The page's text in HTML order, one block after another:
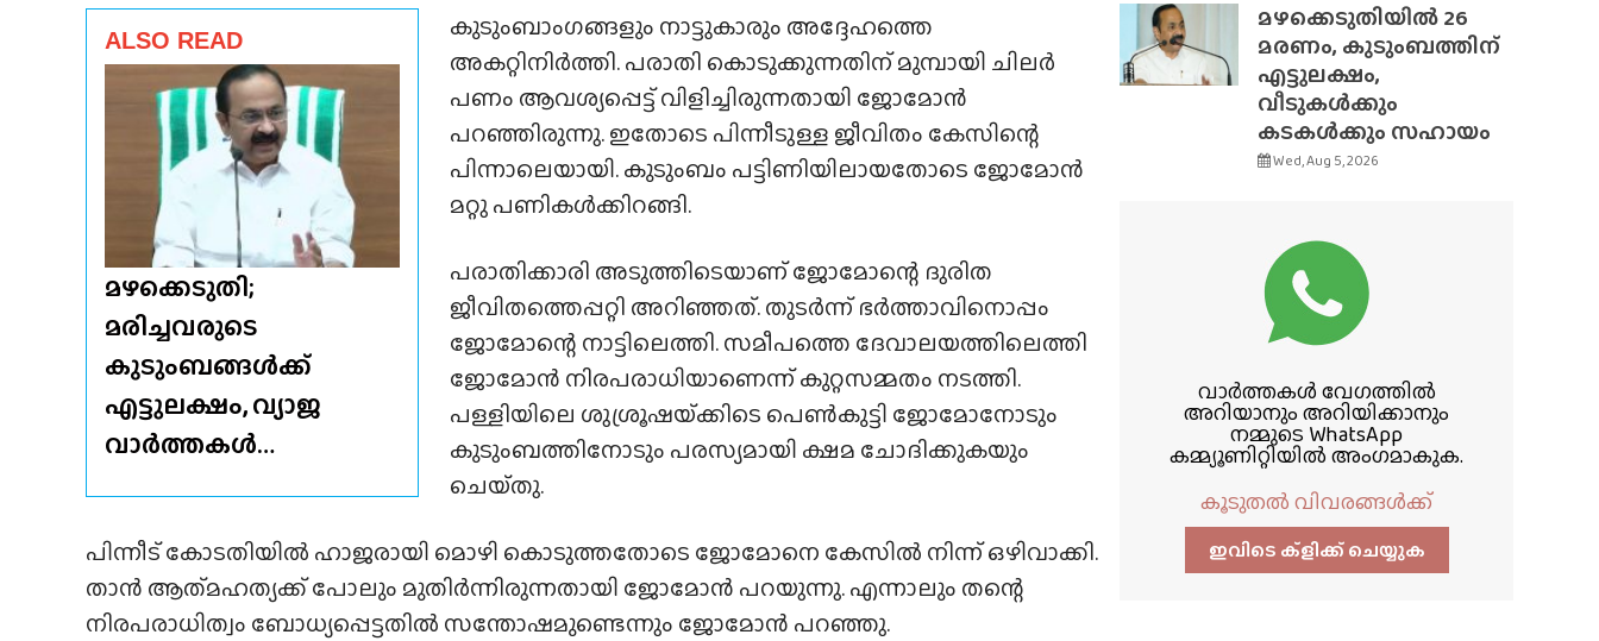
ALSO READ
മഴക്കെടുതി;
മരിച്ചവരുടെ
കുടുംബങ്ങൾക്ക്
എട്ടുലക്ഷം, വ്യാജ
വാർത്തകൾ…
കുടുംബാംഗങ്ങളും നാട്ടുകാരും അദ്ദേഹത്തെ
അകറ്റിനിർത്തി. പരാതി കൊടുക്കുന്നതിന് മുമ്പായി ചിലർ
പണം ആവശ്യപ്പെട്ട് വിളിച്ചിരുന്നതായി ജോമോൻ
പറഞ്ഞിരുന്നു. ഇതോടെ പിന്നീടുള്ള ജീവിതം കേസിന്റെ
പിന്നാലെയായി. കുടുംബം പട്ടിണിയിലായതോടെ ജോമോൻ
മറ്റു പണികൾക്കിറങ്ങി.
പരാതിക്കാരി അടുത്തിടെയാണ് ജോമോന്റെ ദുരിത
ജീവിതത്തെപ്പറ്റി അറിഞ്ഞത്. തുടർന്ന് ഭർത്താവിനൊപ്പം
ജോമോന്റെ നാട്ടിലെത്തി. സമീപത്തെ ദേവാലയത്തിലെത്തി
ജോമോൻ നിരപരാധിയാണെന്ന് കുറ്റസമ്മതം നടത്തി.
പള്ളിയിലെ ശുശ്രൂഷയ്‌ക്കിടെ പെൺകുട്ടി ജോമോനോടും
കുടുംബത്തിനോടും പരസ്യമായി ക്ഷമ ചോദിക്കുകയും
ചെയ്‌തു.
പിന്നീട് കോടതിയിൽ ഹാജരായി മൊഴി കൊടുത്തതോടെ ജോമോനെ കേസിൽ നിന്ന് ഒഴിവാക്കി.
താൻ ആത്‍മഹത്യക്ക് പോലും മുതിർന്നിരുന്നതായി ജോമോൻ പറയുന്നു. എന്നാലും തന്റെ
നിരപരാധിത്വം ബോധ്യപ്പെട്ടതിൽ സന്തോഷമുണ്ടെന്നും ജോമോൻ പറഞ്ഞു.
മഴക്കെടുതിയിൽ 26
മരണം, കുടുംബത്തിന്
എട്ടുലക്ഷം,
വീടുകൾക്കും
കടകൾക്കും സഹായം
Wed, Aug 5, 2026
വാർത്തകൾ വേഗത്തിൽ
അറിയാനും അറിയിക്കാനും
നമ്മുടെ WhatsApp
കമ്മ്യൂണിറ്റിയിൽ അംഗമാകുക.
കൂടുതൽ വിവരങ്ങൾക്ക്
ഇവിടെ ക്ളിക്ക്‌ ചെയ്യുക